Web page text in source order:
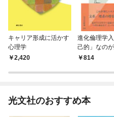
キャリア形成に活かす
心理学
2,420
進化倫理学
己的」なの
しい～
814
光文社のおすすめ本